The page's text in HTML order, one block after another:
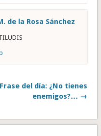
de la Rosa Sánchez
Frase del día: ¿No tienes
enemigos?… →